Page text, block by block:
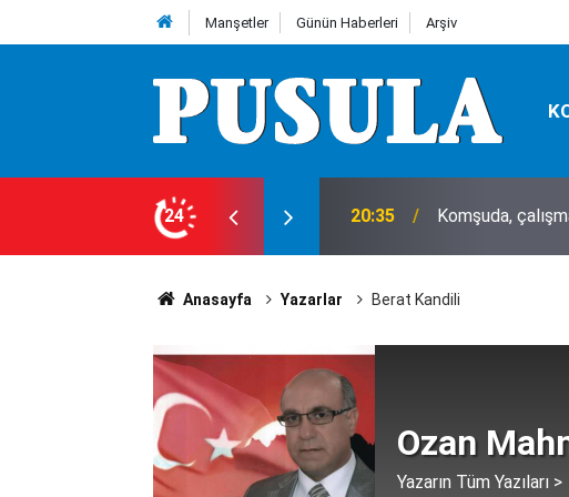
Manşetler Günün Haberleri Arşiv
24 20:35 İşte sakladıkları
Anasayfa Yazarlar Berat Kandili
Ozan
Yazarın Tüm Yazıları >